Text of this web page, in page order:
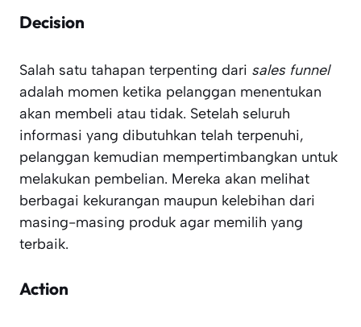
Decision
Salah satu tahapan terpenting dari sales funnel
adalah momen ketika pelanggan menentukan
akan membeli atau tidak. Setelah seluruh
informasi yang dibutuhkan telah terpenuhi,
pelanggan kemudian mempertimbangkan untuk
melakukan pembelian. Mereka akan melihat
berbagai kekurangan maupun kelebihan dari
masing-masing produk agar memilih yang
terbaik.
Action